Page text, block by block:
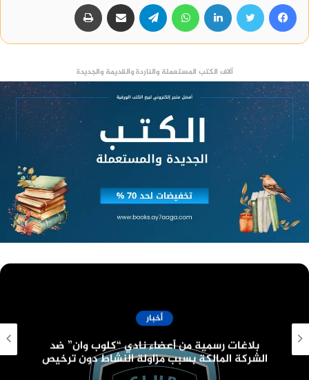
1. متاجر البقالة منخفضة التكلفة
منصة وساطة لبيع العقارات مجانا
Aldi
من أشهر متاجر البقالة منخفضة التكلفة في الولايات
المتحدة، وتقدم مجموعة واسعة من المنتجات بأسعار
تنافسية.
Food Lion
المنتجات، بما في ذلك الخضروات والفواكه.
Save-A-Lot
يُعدّ خيارًا رائعًا للعائلات التي تبحث عن أسعار
آلاف الكتب المستعملة والناردة والقديمة والجديدة
أخبار
قانون البناء الموحد الجديد وعدد الأدوار المسموح
بها